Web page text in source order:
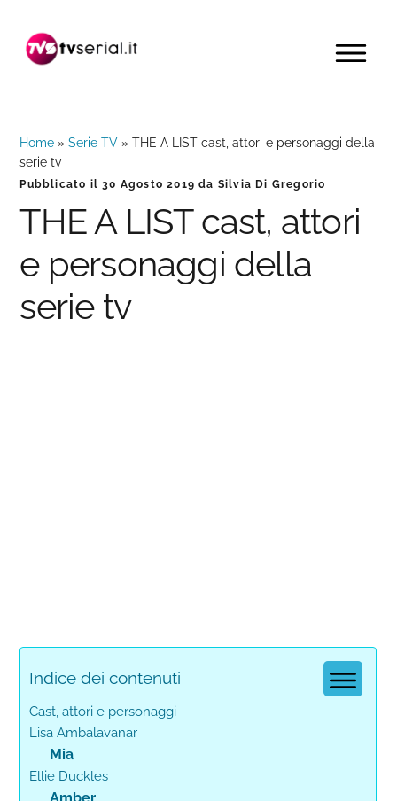
navigazione
contenuto
barra
MENU
Home »Serie TV »THE A LIST cast, attori e personaggi della
serie tv
Pubblicato il30 Agosto 2019 da Silvia Di Gregorio
THE A LIST cast, attori
e personaggi della
serie tv
Indice dei contenuti
Cast, attori e personaggi
Lisa Ambalavanar
Mia
Ellie Duckles